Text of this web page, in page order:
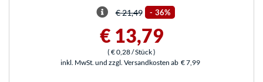
€ 21,49 - 36%
€ 13,79
( € 0,28/ Stück)
inkl. MwSt. und zzgl. Versandkosten ab € 7,99